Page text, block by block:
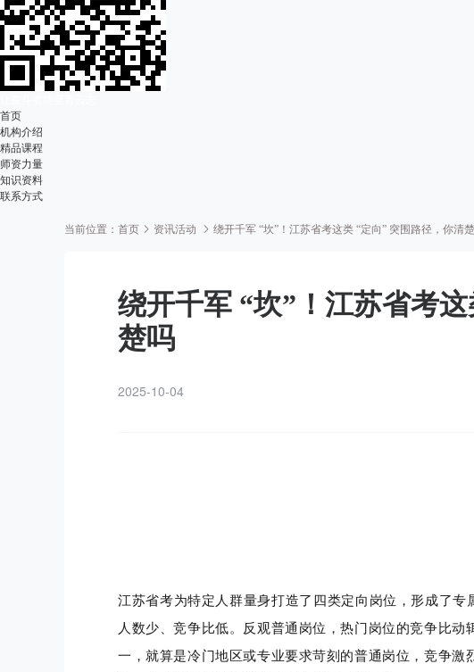
首页
机构介绍
精品课程
师资力量
知识资料
联系方式
当前位置： 首页 资讯活动 绕开千军 “坎”！江苏省考这类 “定向” 突围路径，你清
绕开千军 “坎”！江苏省考
楚吗
2025-10-04
江苏省考为特定人群量身打造了四类定向岗位，形成了
人数少、竞争比低。反观普通岗位，热门岗位的竞争比
一，就算是冷门地区或专业要求苛刻的普通岗位，竞争